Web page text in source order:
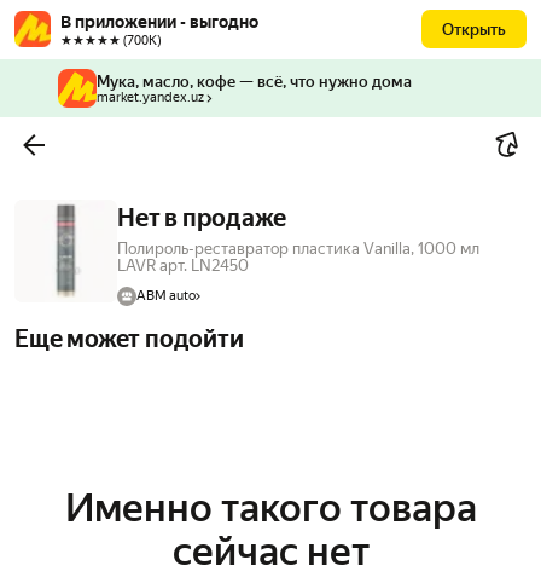
В приложении - выгодно
★★★★★ (700К)
Открыть
Мука, масло, кофе — всё, что нужно дома
market.yandex.uz
Нет в продаже
Полироль-реставратор пластика Vanilla, 1000 мл
LAVR арт. LN2450
ABM auto
Еще может подойти
Именно такого товара
сейчас нет